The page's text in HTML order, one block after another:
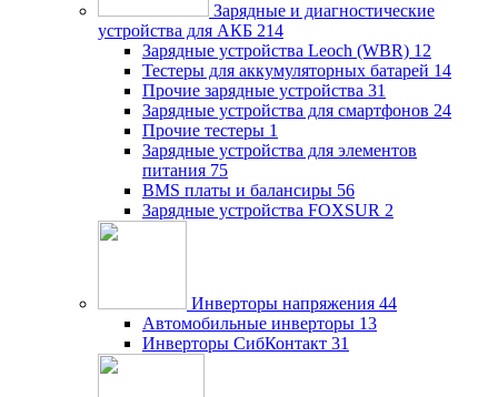
Зарядные и диагностические
устройства для АКБ 214
Зарядные устройства Leoch (WBR) 12
Тестеры для аккумуляторных батарей 14
Прочие зарядные устройства 31
Зарядные устройства для смартфонов 24
Прочие тестеры 1
Зарядные устройства для элементов
питания 75
BMS платы и балансиры 56
Зарядные устройства FOXSUR 2
Инверторы напряжения 44
Автомобильные инверторы 13
Инверторы СибКонтакт 31